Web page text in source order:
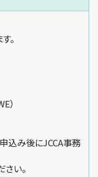
。
）
込み後にJCCA事務
い。